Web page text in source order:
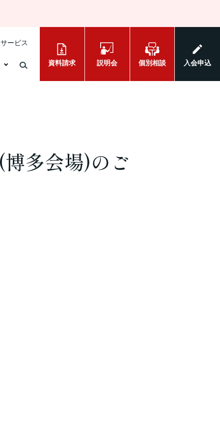
ービス
資料請求 説明会 個別相談 入会申込
多会場)のご